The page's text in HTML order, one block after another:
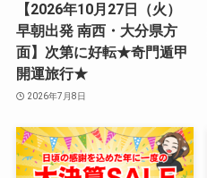
【2026年10月27日（火）
早朝出発 南西・大分県方
面】次第に好転★奇門遁甲
開運旅行★
2026年7月8日